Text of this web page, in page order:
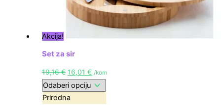
Akcija!
Set za sir
19,16€ 16,01€ /kom
Prirodna